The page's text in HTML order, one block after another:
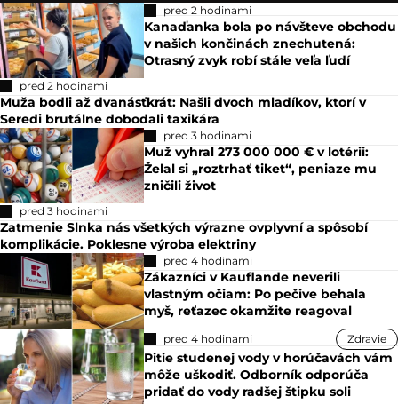
pred 2 hodinami
Kanaďanka bola po návšteve obchodu
v našich končinách znechutená:
Otrasný zvyk robí stále veľa ľudí
pred 2 hodinami
Muža bodli až dvanásťkrát: Našli dvoch mladíkov, ktorí v
Seredi brutálne dobodali taxikára
pred 3 hodinami
Muž vyhral 273 000 000 € v lotérii:
Želal si „roztrhať tiket“, peniaze mu
zničili život
pred 3 hodinami
Zatmenie Slnka nás všetkých výrazne ovplyvní a spôsobí
komplikácie. Poklesne výroba elektriny
pred 4 hodinami
Zákazníci v Kauflande neverili
vlastným očiam: Po pečive behala
myš, reťazec okamžite reagoval
pred 4 hodinami Zdravie
Pitie studenej vody v horúčavách vám
môže uškodiť. Odborník odporúča
pridať do vody radšej štipku soli